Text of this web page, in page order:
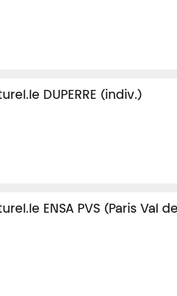
DUPERRE (indiv.)
ENSA PVS (Paris Val